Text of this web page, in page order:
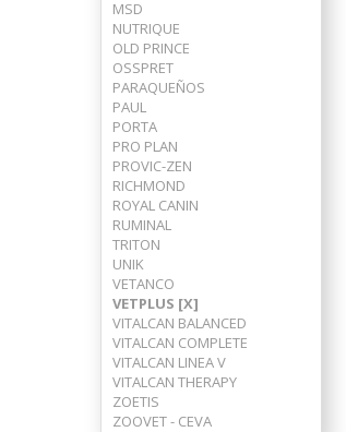
MSD
NUTRIQUE
OLD PRINCE
OSSPRET
PARAQUEÑOS
PAUL
PORTA
PRO PLAN
PROVIC-ZEN
RICHMOND
ROYAL CANIN
RUMINAL
TRITON
UNIK
VETANCO
VETPLUS [X]
VITALCAN BALANCED
VITALCAN COMPLETE
VITALCAN LINEA V
VITALCAN THERAPY
ZOETIS
ZOOVET - CEVA